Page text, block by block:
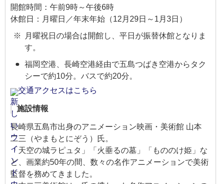
開館時間：午前9時～午後6時
休館日：月曜日／年末年始（12月29日～1月3日）
月曜祝日の場合は開館し、平日が振替休館となりま
す。
福岡空港、長崎空港経由で五島つばき空港からタク
シーで約10分。バスで約20分。
交通アクセスはこちら
施設情報
長崎県五島市出身のアニメーション映画・美術館 山本
二三（やまもとにぞう）氏。
「天空の城ラピュタ」「火垂るの墓」「もののけ姫」な
ど、画業約50年の間、数々の名作アニメーションで美術
監督を務めてきました。